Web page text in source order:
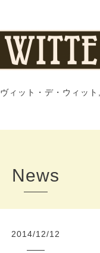
ヴィット・デ・ウィッ
News
2014/12/12